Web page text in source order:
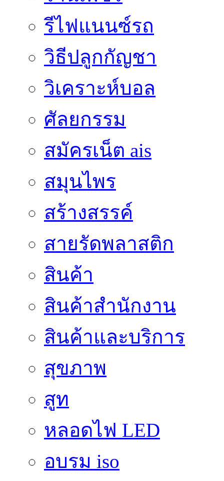
รีไฟแนนซ์รถ
วิธีปลูกกัญชา
วิเคราะห์บอล
ศัลยกรรม
สมัครเน็ต ais
สมุนไพร
สร้างสรรค์
สายรัดพลาสติก
สินค้า
สินค้าสํานักงาน
สินค้าและบริการ
สุขภาพ
สูท
หลอดไฟ LED
อบรม iso